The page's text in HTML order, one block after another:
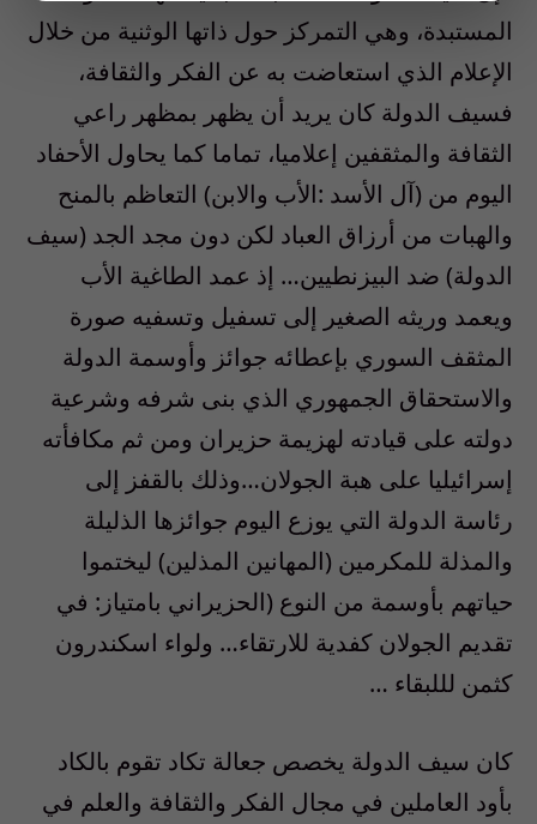
المستبدة، وهي التمركز حول ذاتها الوثنية من خلال
الإعلام الذي استعاضت به عن الفكر والثقافة،
فسيف الدولة كان يريد أن يظهر بمظهر راعي
الثقافة والمثقفين إعلاميا، تماما كما يحاول الأحفاد
اليوم من (آل الأسد :الأب والابن) التعاظم بالمنح
والهبات من أرزاق العباد لكن دون مجد الجد (سيف
الدولة) ضد البيزنطيين… إذ عمد الطاغية الأب
ويعمد وريثه الصغير إلى تسفيل وتسفيه صورة
المثقف السوري بإعطائه جوائز وأوسمة الدولة
والاستحقاق الجمهوري الذي بنى شرفه وشرعية
دولته على قيادته لهزيمة حزيران ومن ثم مكافأته
إسرائيليا على هبة الجولان…وذلك بالقفز إلى
رئاسة الدولة التي يوزع اليوم جوائزها الذليلة
والمذلة للمكرمين (المهانين المذلين) ليختموا
حياتهم بأوسمة من النوع (الحزيراني بامتياز: في
تقديم الجولان كفدية للارتقاء… ولواء اسكندرون
كثمن لللبقاء …
كان سيف الدولة يخصص جعالة تكاد تقوم بالكاد
بأود العاملين في مجال الفكر والثقافة والعلم في